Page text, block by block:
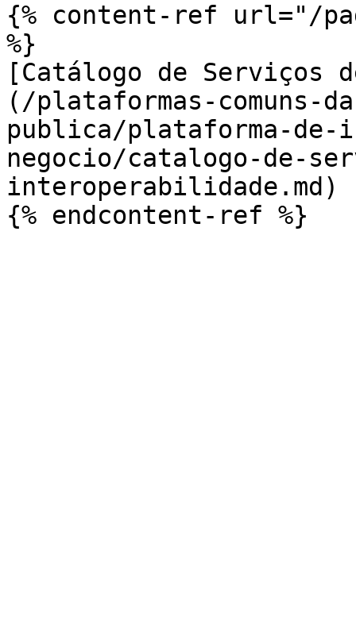
{% content-ref url="/
%}
[Catálogo de Serviços
(/plataformas-comuns-
publica/plataforma-de-
negocio/catalogo-de-
interoperabilidade.md)